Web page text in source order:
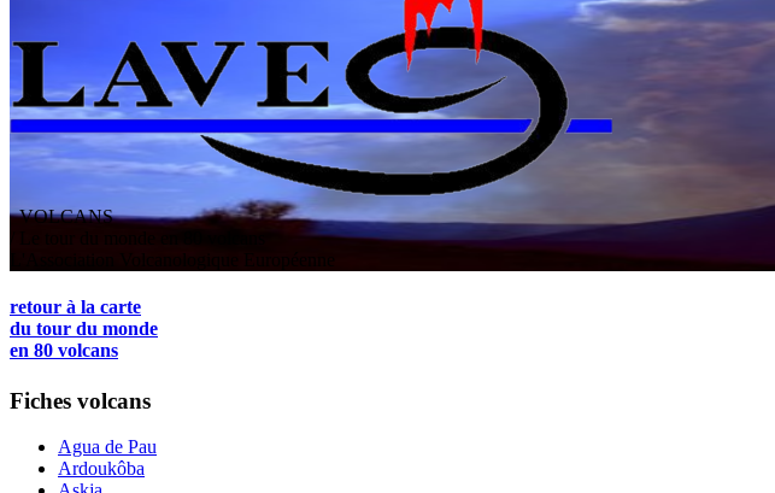
VOLCANS
olcanologique
retour à la carte
du tour du monde
en 80 volcans
Fiches volcans
Agua de Pau
Ardoukôba